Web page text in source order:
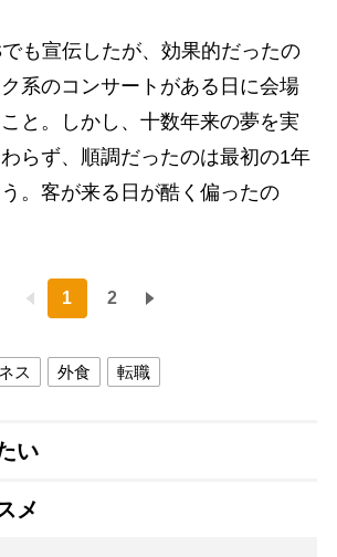
も宣伝したが、効果的だったの
系のコンサートがある日に会場
と。しかし、十数年来の夢を実
らず、順調だったのは最初の1年
。客が来る日が酷く偏ったの
1 2
ス 外食 転職
い
メ